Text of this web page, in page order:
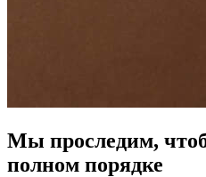
Мы проследим,
полном порядке